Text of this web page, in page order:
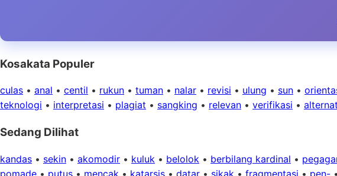
Kosakata Populer
culas • anal • centil • rukun • tuman • nalar • revisi • ulung • sun •
teknologi • interpretasi • plagiat • sangking • relevan • verifikasi •
Sedang Dilihat
kandas • sekin • akomodir • kuluk • belolok • berbilang kardinal •
pomade • putus • mencak • katarsis • datar • sikak • fragmentasi • pen- •